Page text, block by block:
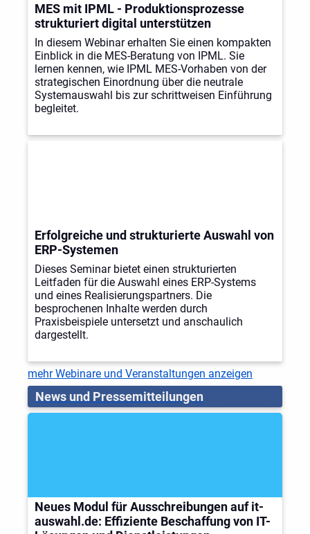
MES mit IPML - Produktionsprozesse
strukturiert digital unterstützen
In diesem Webinar erhalten Sie einen kompakten
Einblick in die MES-Beratung von IPML. Sie
lernen kennen, wie IPML MES-Vorhaben von der
strategischen Einordnung über die neutrale
Systemauswahl bis zur schrittweisen Einführung
begleitet.
Erfolgreiche und strukturierte Auswahl von
ERP-Systemen
Dieses Seminar bietet einen strukturierten
Leitfaden für die Auswahl eines ERP-Systems
und eines Realisierungspartners. Die
besprochenen Inhalte werden durch
Praxisbeispiele untersetzt und anschaulich
dargestellt.
mehr Webinare und Veranstaltungen anzeigen
News und Pressemitteilungen
Neues Modul für Ausschreibungen auf it-
auswahl.de: Effiziente Beschaffung von IT-